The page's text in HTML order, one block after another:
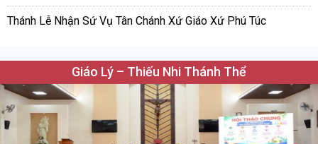
Thánh Lễ Nhận Sứ Vụ Tân Chánh Xứ Giáo Xứ Phú Túc
Giáo Lý – Thiếu Nhi Thánh Thể